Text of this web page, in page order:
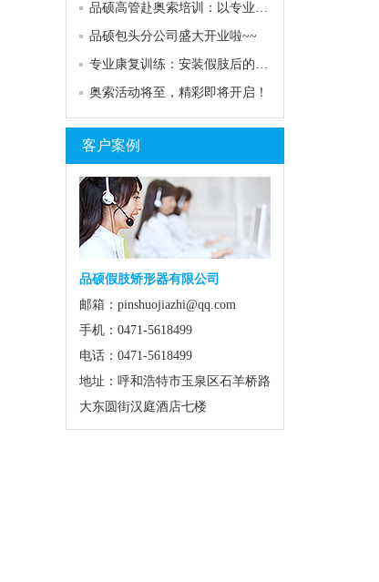
品硕高管赴奥索培训：以专业赋能，共探康复服务高度
品硕包头分公司盛大开业啦~~
专业康复训练：安装假肢后的关键助力
奥索活动将至，精彩即将开启！
客户案例
品硕假肢矫形器有限公司
邮箱：pinshuojiazhi@qq.com
手机：0471-5618499
电话：0471-5618499
地址：呼和浩特市玉泉区石羊桥路
大东圆街汉庭酒店七楼